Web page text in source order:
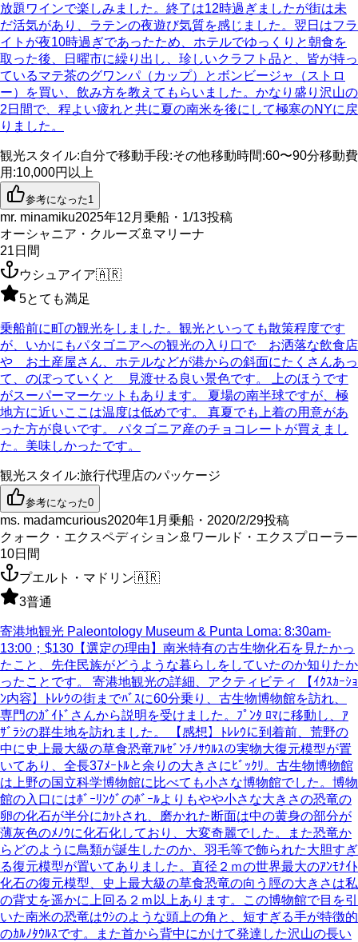
放題ワインで楽しみました。終了は12時過ぎましたが街は未
だ活気があり、ラテンの夜遊び気質を感じました。翌日はフラ
イトが夜10時過ぎであったため、ホテルでゆっくりと朝食を
取った後、日曜市に繰り出し、珍しいクラフト品と、皆が持っ
ているマテ茶のグワンパ（カップ）とボンビージャ（ストロ
ー）を買い、飲み方を教えてもらいました。かなり盛り沢山の
2日間で、程よい疲れと共に夏の南米を後にして極寒のNYに戻
りました。
観光スタイル:自分で移動手段:その他移動時間:60〜90分移動費
用 :10,000円以上
参考になった1
mr. minamiku2025年12月乗船・1/13投稿
オーシャニア・クルーズ🚢マリーナ
21日間
ウシュアイア🇦🇷
5とても満足
乗船前に町の観光をしました。観光といっても散策程度です
が、いかにもパタゴニアへの観光の入り口で お洒落な飲食店
や お土産屋さん、ホテルなどが港からの斜面にたくさんあっ
て、のぼっていくと 見渡せる良い景色です。 上のほうです
がスーパーマーケットもあります。 夏場の南半球ですが、極
地方に近いここは温度は低めです。 真夏でも上着の用意があ
った方が良いです。 パタゴニア産のチョコレートが買えまし
た。美味しかったです。
観光スタイル:旅行代理店のパッケージ
参考になった0
ms. madamcurious2020年1月乗船・2020/2/29投稿
クォーク・エクスペディション🚢 ワールド・エクスプローラー
10日間
プエルト・マドリン🇦🇷
3普通
寄港地観光 Paleontology Museum & Punta Loma: 8:30am-
13:00；$130【選定の理由】南米特有の古生物化石を見たかっ
たこと、先住民族がどうような暮らしをしていたのか知りたか
ったことです。 寄港地観光の詳細、アクティビティ 【ｲｸｽｶｰｼｮ
ﾝ内容】ﾄﾚﾚｳの街までﾊﾞｽに60分乗り、古生物博物館を訪れ、
専門のｶﾞｲﾄﾞさんから説明を受けました。ﾌﾟﾝﾀ ﾛﾏに移動し、ｱ
ｻﾞﾗｼの群生地を訪れました。 【感想】ﾄﾚﾚｳに到着前、荒野の
中に史上最大級の草食恐竜ｱﾙｾﾞﾝﾁﾉｻｳﾙｽの実物大復元模型が置
いてあり、全長37ﾒｰﾄﾙと余りの大きさにﾋﾞｯｸﾘ。古生物博物館
は上野の国立科学博物館に比べても小さな博物館でした。博物
館の入口にはﾎﾞｰﾘﾝｸﾞのﾎﾞｰﾙよりもやや小さな大きさの恐竜の
卵の化石が半分にｶｯﾄされ、磨かれた断面は中の黄身の部分が
薄灰色のﾒﾉｳに化石化しており、大変奇麗でした。また恐竜か
らどのように鳥類が誕生したのか、羽毛等で飾られた大胆すぎ
る復元模型が置いてありました。直径２ｍの世界最大のｱﾝﾓﾅｲﾄ
化石の復元模型、史上最大級の草食恐竜の向う脛の大きさは私
の背丈を遥かに上回る２ｍ以上あります。この博物館で目を引
いた南米の恐竜はｳｼのような頭上の角と、短すぎる手が特徴的
のｶﾙﾉﾀｳﾙｽです。また首から背中にかけて発達した沢山の長い